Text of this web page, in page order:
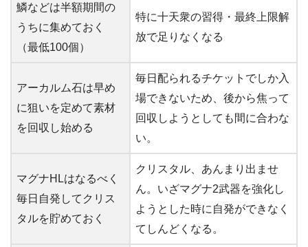
鱗などは半額期間の
うちに集めておく
（最低100個）
特に十天衆の習得・最終上限解
放で足りなくなる
アーカルム石は早め
に狙いを定めて素材
を回収し始める
毎日配られるチケットでしか入
場できないため、後から焦って
回収しようとしても間に合わな
い。
マグナHLはなるべく
毎日自発してクリス
タルを貯めておく
クリスタル、あんまり出ませ
ん。いざマグナ2武器を強化し
ようとした時に自発ができなく
てしんどくなる。